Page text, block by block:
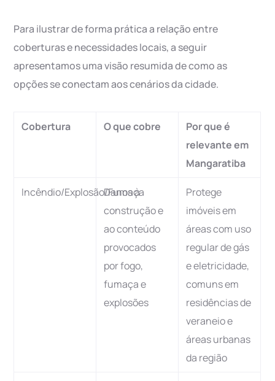
Para ilustrar de forma prática a relação entre
coberturas e necessidades locais, a seguir
apresentamos uma visão resumida de como as
opções se conectam aos cenários da cidade.
Cobertura O que cobre
Por que é
relevante em
Mangaratiba
Incêndio/Explosão/Fumaça
Danos à
construção e
ao conteúdo
provocados
por fogo,
fumaça e
explosões
Protege
imóveis em
áreas com uso
regular de gás
e eletricidade,
comuns em
residências de
veraneio e
áreas urbanas
da região